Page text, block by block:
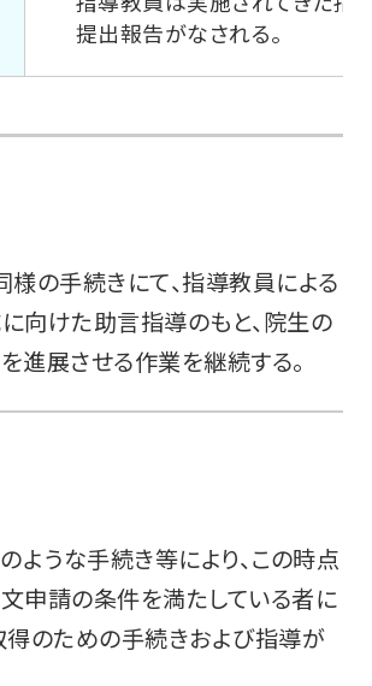
提出報告がなされる。
の手続きにて、指導教員による
向けた助言指導のもと、院生の
進展させる作業を継続する。
ような手続き等により、この時点
申請の条件を満たしている者に
得のための手続きおよび指導が